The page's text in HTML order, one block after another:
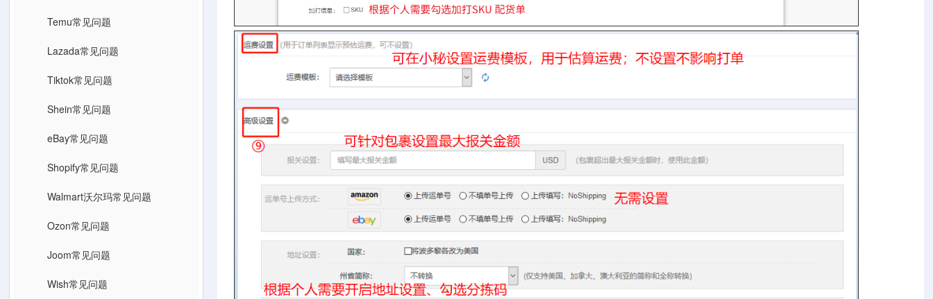
Temu常见问题
Lazada常见问题
Tiktok常见问题
Shein常见问题
eBay常见问题
Shopify常见问题
Walmart沃尔玛常见问题
Ozon常见问题
Joom常见问题
Wish常见问题